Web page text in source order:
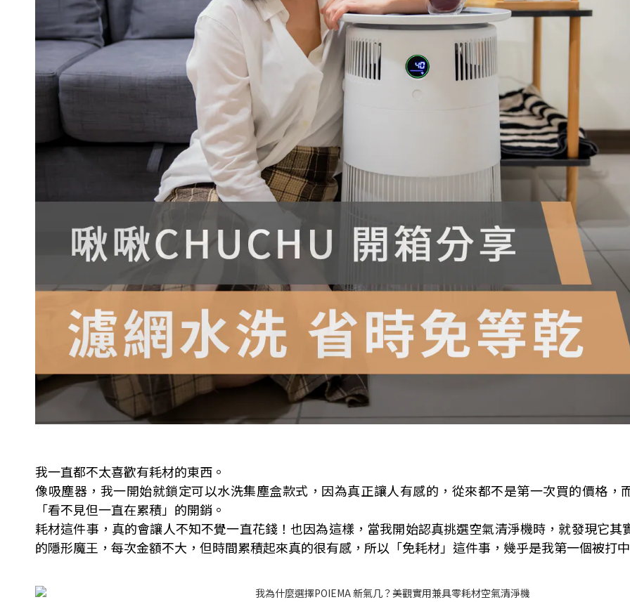
我一直都不太喜歡有耗材的東西。
像吸塵器，我一開始就鎖定可以水洗集塵盒款式，因為真正讓人有感的，從來都不是第一次買的價格，
「看不見但一直在累積」的開銷。
耗材這件事，真的會讓人不知不覺一直花錢！也因為這樣，當我開始認真挑選空氣清淨機時，就發現它其
的隱形魔王，每次金額不大，但時間累積起來真的很有感，所以「免耗材」這件事，幾乎是我第一個被打